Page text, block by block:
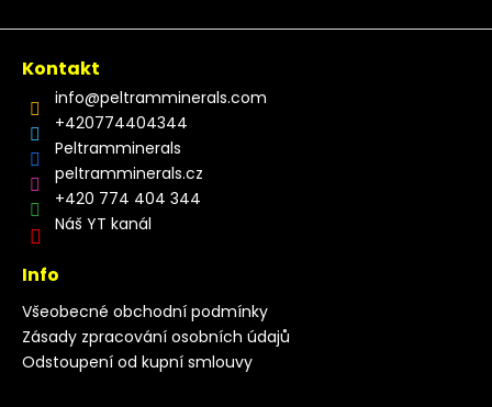
Kontakt
info@peltramminerals.com
+420774404344
Peltramminerals
peltramminerals.cz
+420 774 404 344
Náš YT kanál
Info
Všeobecné obchodní podmínky
Zásady zpracování osobních údajů
Odstoupení od kupní smlouvy